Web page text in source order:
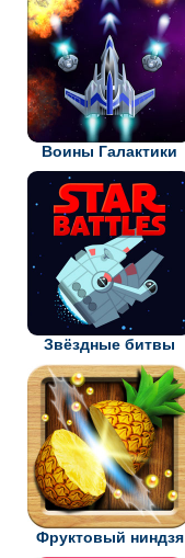
Воины Галактики
Звёздные битвы
Фруктовый ниндзя